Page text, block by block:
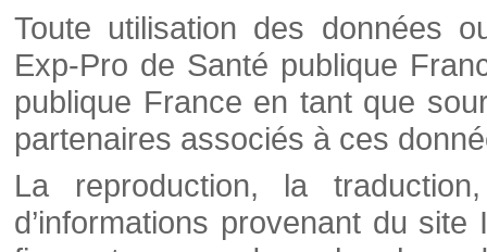
Toute utilisation des données
Exp-Pro de Santé publique
publique France en tant que
partenaires associés à ces
La reproduction, la
d’informations provenant du